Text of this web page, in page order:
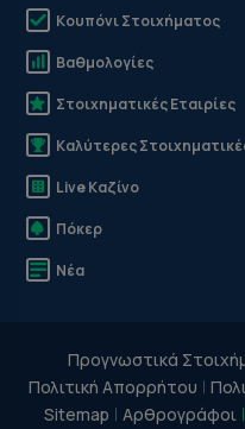
Κουπόνι Στοιχήματος
Βαθμολογίες
Στοιχηματικές Εταιρίες
Καλύτερες
Live Καζίνο
Πόκερ
Νέα
Προγνωστικά
Πολιτική Απορρήτου
Sitemap
Αρθρογράφοι